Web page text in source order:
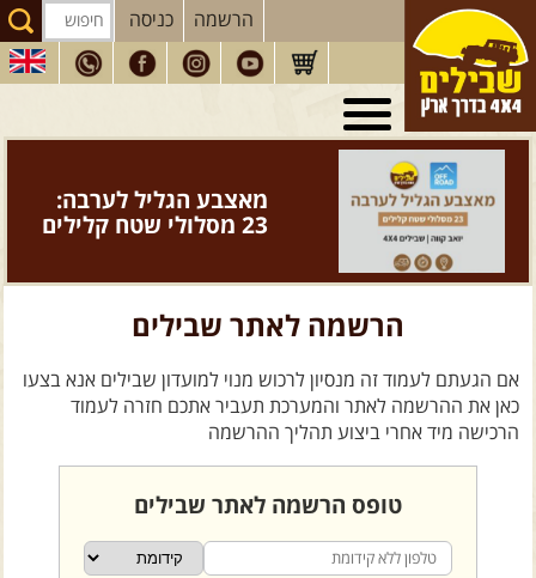
הרשמה כניסה
טיולי 4X4
בארץ
מסעות בעולם
טיוליםלרכב פנאי
הדרכותנהיגה
שלנו
הירשמו לניוזלטר שבילים
פודקאסט ג'יפאות
צרו קשר עם שבילים
מאצבע הגליל לערבה:
23 מסלולי שטח קלילים
הרשמה לאתר שבילים
אם הגעתם לעמוד זה מנסיון לרכוש מנוי למועדון שבילים אנא בצעו
כאן את ההרשמה לאתר והמערכת תעביר אתכם חזרה לעמוד
הרכישה מיד אחרי ביצוע תהליך ההרשמה
טופס הרשמה לאתר שבילים